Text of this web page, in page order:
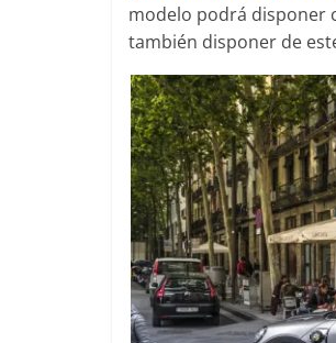
modelo podrá disponer
también disponer de